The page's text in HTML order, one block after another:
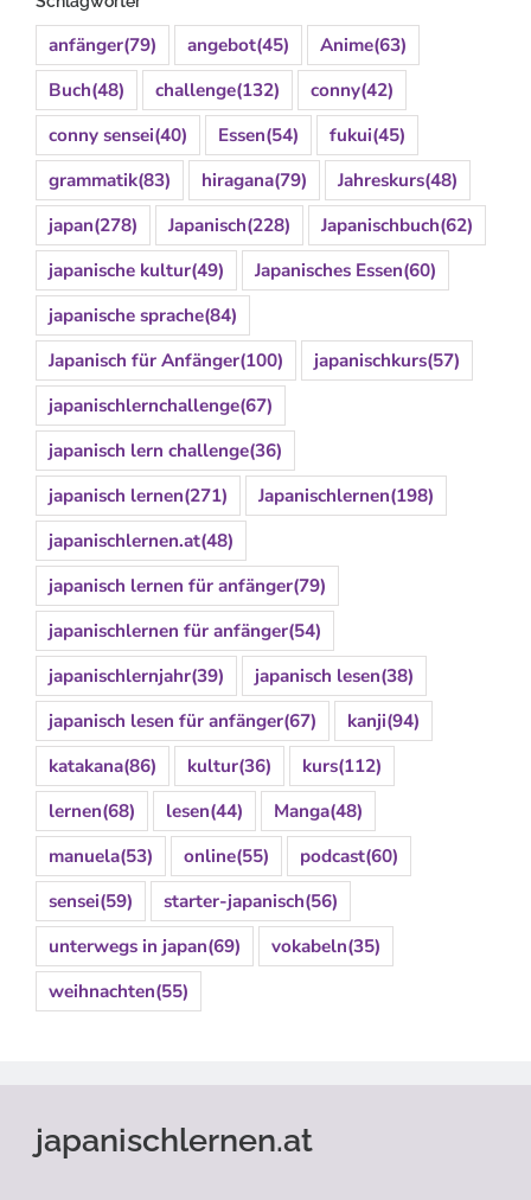
anfänger(79) angebot(45) Anime(63)
Buch(48) challenge(132) conny(42)
conny sensei(40) Essen(54) fukui(45)
grammatik(83) hiragana(79) Jahreskurs(48)
japan(278) Japanisch(228) Japanischbuch(62)
japanische kultur(49) Japanisches Essen(60)
japanische sprache(84)
Japanisch für Anfänger(100) japanischkurs(57)
japanischlernchallenge(67)
japanisch lern challenge(36)
japanisch lernen(271) Japanischlernen(198)
japanischlernen.at(48)
japanisch lernen für anfänger(79)
japanischlernen für anfänger(54)
japanischlernjahr(39) japanisch lesen(38)
japanisch lesen für anfänger(67) kanji(94)
katakana(86) kultur(36) kurs(112)
lernen(68) lesen(44) Manga(48)
manuela(53) online(55) podcast(60)
sensei(59) starter-japanisch(56)
unterwegs in japan(69) vokabeln(35)
weihnachten(55)
japanischlernen.at